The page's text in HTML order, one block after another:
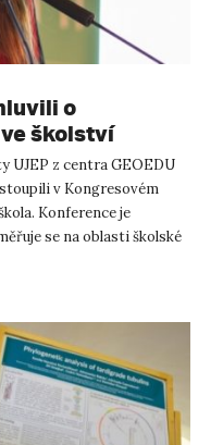
o
školství
UJEP z centra GEOEDU
v Kongresovém
Konference je
se na oblasti školské